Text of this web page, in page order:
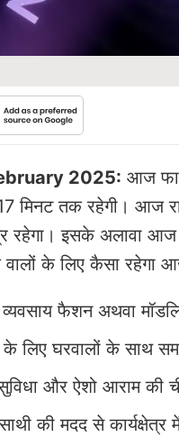
2025: आज
मिनट तक रहेगी। आज
रहेगा। इसके अलावा
के लिए कैसा रहेगा
फैशन अथवा
लिए घरवालों के साथ
और ऐशो आराम की
की मदद से कार्यक्षेत्र